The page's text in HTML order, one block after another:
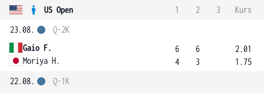
US Open 1 2 3
Kurs
23.08.
Gaio F.
Moriya H.
Q-2K
6
4
6
3
2.01
1.75
22.08.
Q-1K